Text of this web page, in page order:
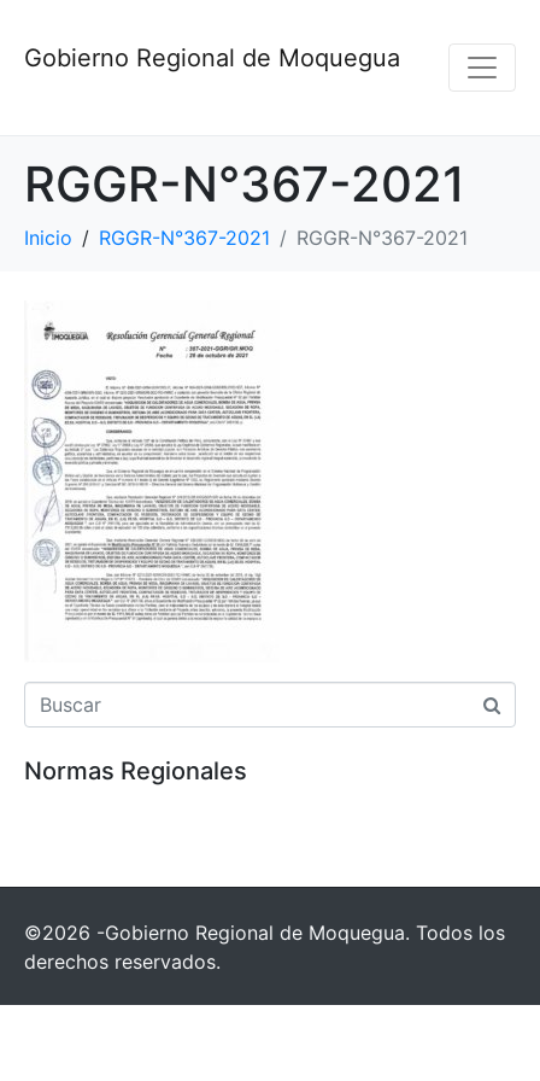
Gobierno Regional de Moquegua
RGGR-N°367-2021
Inicio RGGR-N°367-2021 RGGR-N°367-2021
Normas Regionales
©2026 -Gobierno Regional de Moquegua. Todos los
derechos reservados.